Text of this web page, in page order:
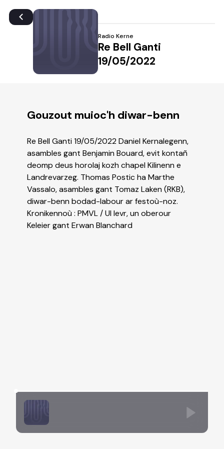
Radio Kerne
Re Bell Ganti
19/05/2022
Gouzout muioc'h diwar-benn
Re Bell Ganti 19/05/2022 Daniel Kernalegenn,
asambles gant Benjamin Bouard, evit kontañ
deomp deus horolaj kozh chapel Kilinenn e
Landrevarzeg. Thomas Postic ha Marthe
Vassalo, asambles gant Tomaz Laken (RKB),
diwar-benn bodad-labour ar festoù-noz.
Kronikennoù : PMVL / Ul levr, un oberour
Keleier gant Erwan Blanchard